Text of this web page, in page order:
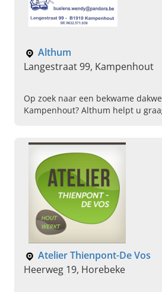
Althum
Langestraat 99, Kampenhout
Op zoek naar een bekwame
Kampenhout? Althum helpt u
Atelier Thienpont-De Vos
Heerweg 19, Horebeke